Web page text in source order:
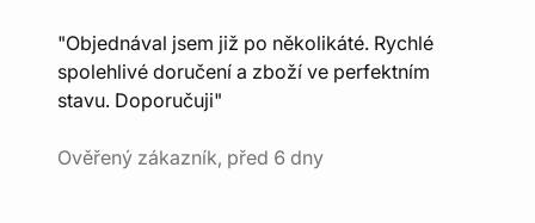
"Objednával jsem již po několikáté. Rychlé
spolehlivé doručení a zboží ve perfektním
stavu. Doporučuji"
Ověřený zákazník, před 6 dny